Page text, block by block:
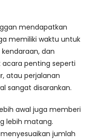
mendapatkan
memiliki waktu untuk
dan
penting seperti
atau perjalanan
sangat disarankan.
awal juga memberi
lebih matang.
jumlah